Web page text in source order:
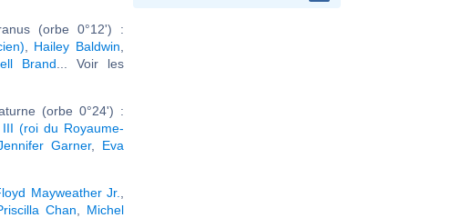
(orbe 0°12') :
Hailey Baldwin
Brand ... Voir les
(orbe 0°24') :
(roi du Royaume-
Garner, Eva
Mayweather Jr.
Chan
Michel